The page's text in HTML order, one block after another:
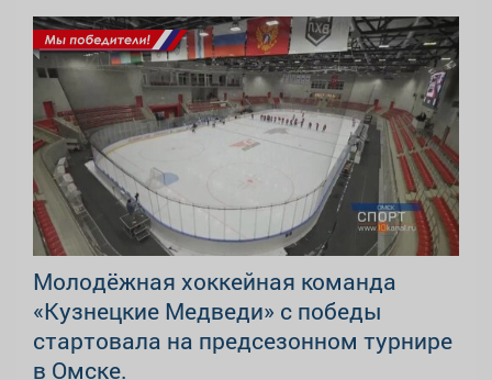
Молодёжная хоккейная команда
«Кузнецкие Медведи» с победы
стартовала на предсезонном турнире
в Омске.